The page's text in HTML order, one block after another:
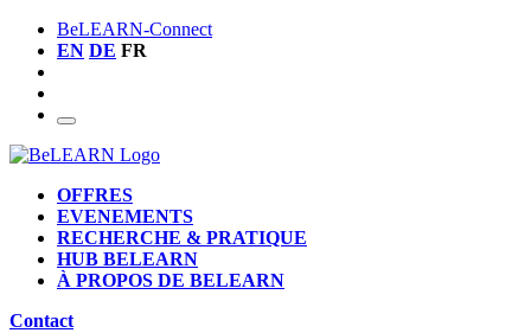
BeLEARN-Connect
EN DE FR
OFFRES
EVENEMENTS
RECHERCHE & PRATIQUE
HUB BELEARN
À PROPOS DE BELEARN
Contact